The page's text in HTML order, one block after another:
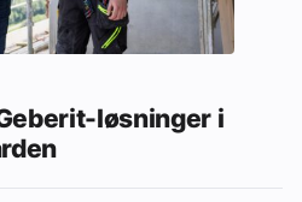
løsninger i